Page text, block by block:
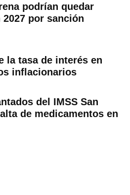
podrían quedar
por sanción
la tasa de interés en
inflacionarios
del IMSS San
de medicamentos en